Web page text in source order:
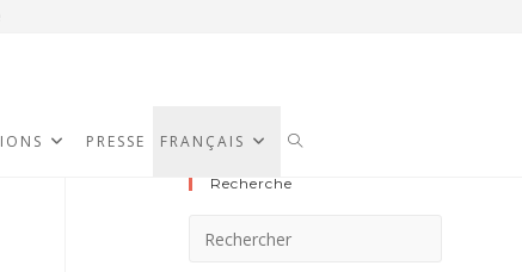
PRESSE FRANÇAIS
Recherche